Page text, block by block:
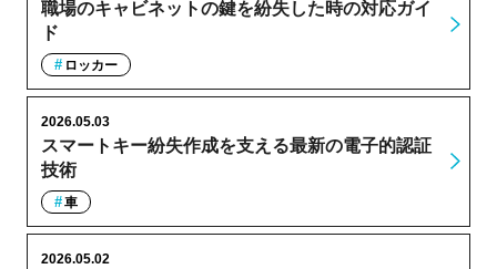
職場のキャビネットの鍵を紛失した時の対応ガイ
ド
ロッカー
スマートキー紛失作成を支える最新の電子的認証
技術
2026.05.03
車
2026.05.02